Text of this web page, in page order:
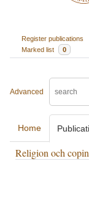
Register publications
Marked list
0
Advanced
Home
Religion och